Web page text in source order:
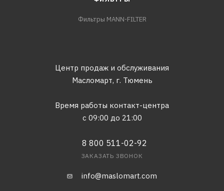
Фильтры MANN-FILTER
Центр продаж и обслуживания
Масломарт, г. Тюмень
Время работы контакт-центра
с 09:00 до 21:00
8 800 511-02-92
ЗАКАЗАТЬ ЗВОНОК
info@maslomart.com